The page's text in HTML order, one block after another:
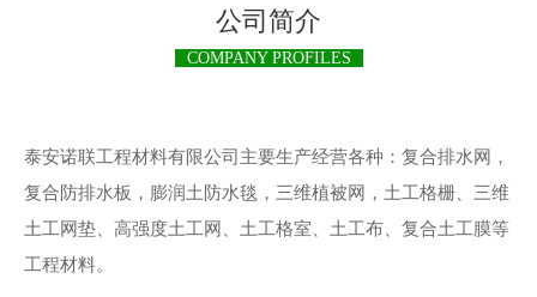
公司简介
COMPANY PROFILES
泰安诺联工程材料有限公司主要生产经营各种：复合排水网，
复合防排水板，膨润土防水毯，三维植被网，土工格栅、三维
土工网垫、高强度土工网、土工格室、土工布、复合土工膜等
工程材料。